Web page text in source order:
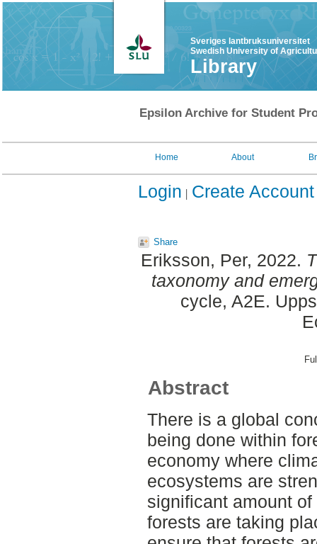
Sveriges lantbruksuniversitet
Swedish University of
Library
Epsilon Archive for Student
Home About
Login Create Account
Share
Eriksson, Per, 2022.
taxonomy and
cycle, A2E.
Abstract
There is a global
being done within
economy where
ecosystems are
significant amount
forests are taking